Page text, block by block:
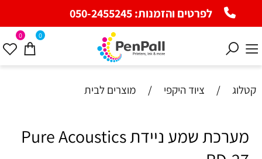
לפרטים והזמנות:050-2455245
0 0
קטלוג / ציוד היקפי / מוצרים לבית
מערכת שמע ניידת Pure Acoustics